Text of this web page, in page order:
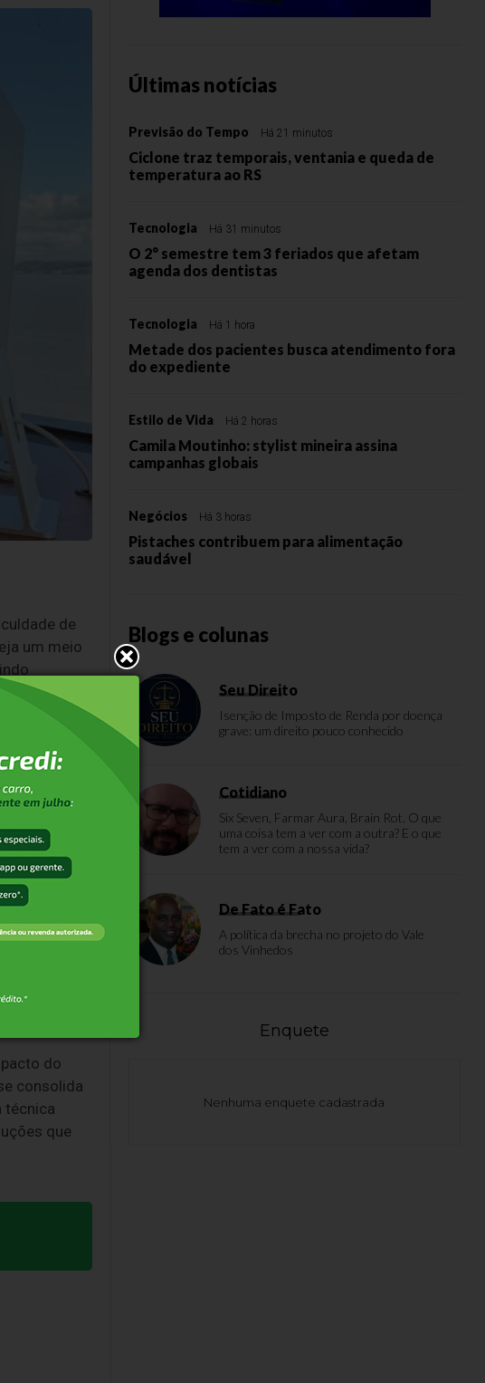
de
um meio
difíceis
jurídicas,
que esses
de
a
do
consolida
técnica
que
Últimas notícias
Previsão do Tempo Há 21 minutos
Ciclone traz temporais, ventania e queda de
temperatura ao RS
Tecnologia Há 31 minutos
O 2° semestre tem 3 feriados que afetam
agenda dos dentistas
Tecnologia Há 1 hora
Metade dos pacientes busca atendimento fora
do expediente
Estilo de Vida Há 2 horas
Camila Moutinho: stylist mineira assina
campanhas globais
Negócios Há 3 horas
Pistaches contribuem para alimentação
saudável
Blogs e colunas
Seu Direito
Isenção de Imposto de Renda por doença
grave: um direito pouco conhecido
Cotidiano
Six Seven, Farmar Aura, Brain Rot. O que
uma coisa tem a ver com a outra? E o que
tem a ver com a nossa vida?
De Fato é Fato
A política da brecha no projeto do Vale
dos Vinhedos
Enquete
Nenhuma enquete cadastrada